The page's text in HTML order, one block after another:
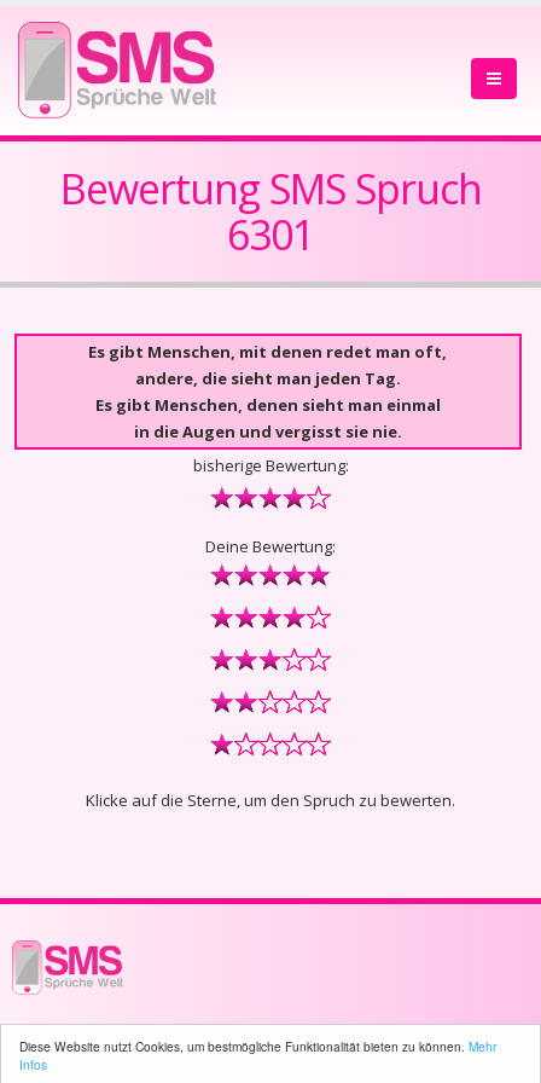
Diese Website nutzt Cookies, um bestmögliche Funktionalität bieten zu können. Mehr
Infos
Bewertung SMS Spruch
6301
Es gibt Menschen, mit denen redet man oft,
andere, die sieht man jeden Tag.
Es gibt Menschen, denen sieht man einmal
in die Augen und vergisst sie nie.
bisherige Bewertung:
Deine Bewertung:
Klicke auf die Sterne, um den Spruch zu bewerten.
© 2003 - 2026 -sms-sprueche-welt.ch- All rights reserved -28 user(s)
online